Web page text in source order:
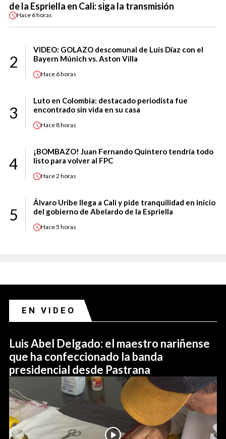
de la Espriella en Cali: siga la transmisión
Hace 6 horas
2
VIDEO: GOLAZO descomunal de Luis Díaz con el
Bayern Múnich vs. Aston Villa
Hace 6 horas
3
Luto en Colombia: destacado periodista fue
encontrado sin vida en su casa
Hace8 horas
4
¡BOMBAZO! Juan Fernando Quintero tendría todo
listo para volver al FPC
Hace2 horas
5
Álvaro Uribe llega a Cali y pide tranquilidad en inicio
del gobierno de Abelardo de la Espriella
Hace5 horas
EN VIDEO
Luis Abel Delgado: el maestro nariñense
que ha confeccionado la banda
presidencial desde Pastrana